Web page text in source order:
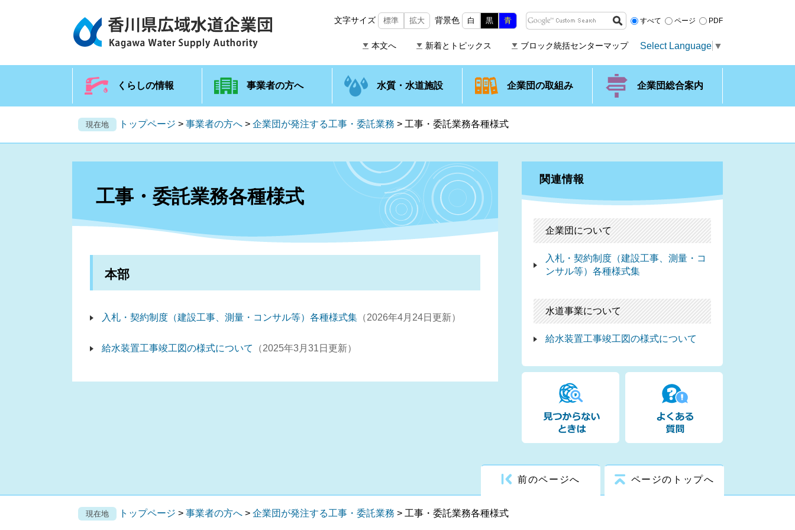
文字サイズ 標準 拡大 背景色 白 黒 青 すべて ページ PDF
本文へ 新着とトピックス ブロック統括センターマップ Select Language ▼
くらしの情報 事業者の方へ 水質・水道施設 企業団の取組み 企業団総合案内
現在地 トップページ > 事業者の方へ > 企業団が発注する工事・委託業務 > 工事・委託業務各種様式
工事・委託業務各種様式
本部
入札・契約制度（建設工事、測量・コンサル等）各種様式集 2026年4月24日更新
給水装置工事竣工図の様式について 2025年3月31日更新
関連情報
企業団について
入札・契約制度（建設工事、測量・コ
ンサル等）各種様式集
水道事業について
給水装置工事竣工図の様式について
前のページへ ページのトップへ
現在地 トップページ > 事業者の方へ > 企業団が発注する工事・委託業務 > 工事・委託業務各種様式